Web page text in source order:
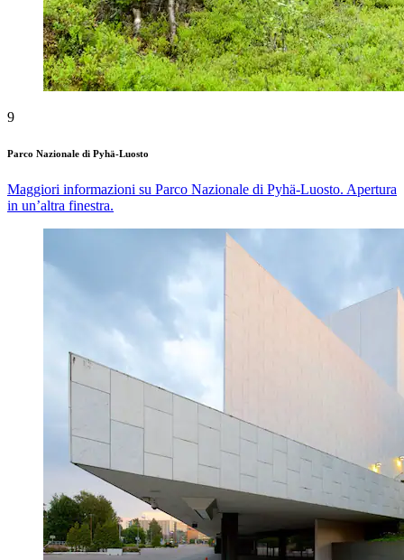
9
Parco Nazionale di Pyhä-Luosto
Maggiori informazioni su Parco Nazionale di Pyhä-Luosto. Apertura
in un’altra finestra.